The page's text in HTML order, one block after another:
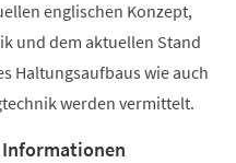
englischen Konzept,
und dem aktuellen Stand
Haltungsaufbaus wie auch
werden vermittelt.
Informationen